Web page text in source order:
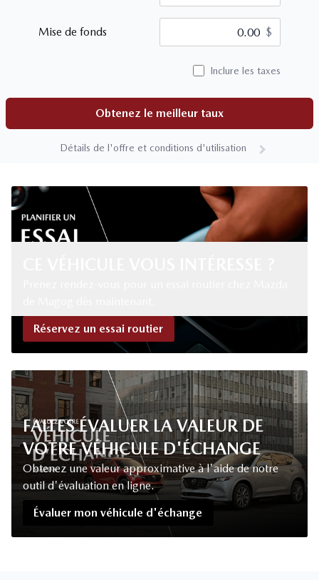
Mise de fonds $
Inclure les taxes
Obtenez le meilleur taux
Détails de l'offre et conditions d'utilisation
Réservez un essai routier
FAITES ÉVALUER LA VALEUR DE
VOTRE VÉHICULE D'ÉCHANGE
Obtenez une valeur approximative à l'aide de notre
outil d'évaluation en ligne.
Évaluer mon véhicule d'échange